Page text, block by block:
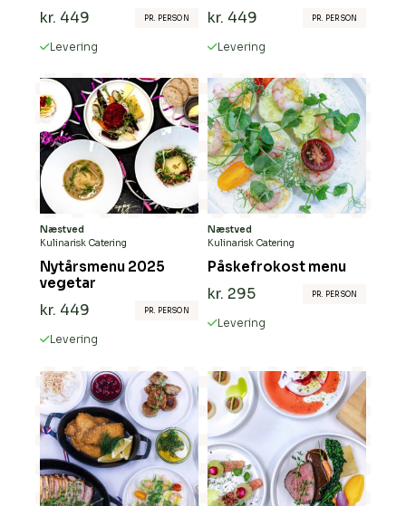
kr. 449 PR. PERSON
Levering
kr. 449 PR. PERSON
Levering
Næstved
Kulinarisk Catering
Nytårsmenu 2025
vegetar
kr. 449 PR. PERSON
Levering
Næstved
Kulinarisk Catering
Påskefrokost menu
kr. 295 PR. PERSON
Levering